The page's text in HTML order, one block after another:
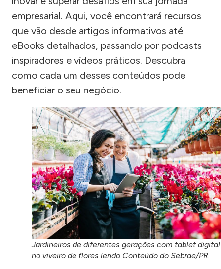
empresarial. Aqui, você encontrará recursos
que vão desde artigos informativos até
eBooks detalhados, passando por podcasts
inspiradores e vídeos práticos. Descubra
como cada um desses conteúdos pode
beneficiar o seu negócio.
Jardineiros de diferentes gerações com tablet digital
no viveiro de flores lendo Conteúdo do Sebrae/PR.